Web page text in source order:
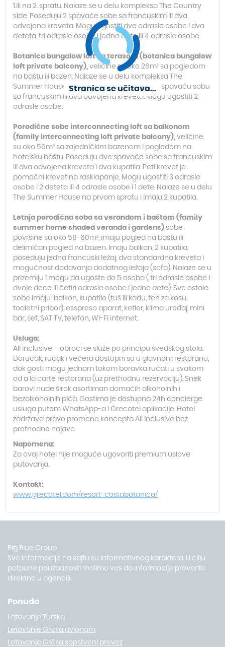
1.ili na 2. spratu. Nalaze se u delu kompleksa The Country
side. Poseduju 2 spavaće sobe sa francuskim ili dva
odvojena kreveta. Mogu ugostiti dve odrasle osobe i dva
deteta, tri odrasle osobe i jedno dete ili 4 odrasle osobe.
Botanica bungalow loft sa terasom (botanica bungalow
loft private balcony), veličine su oko 28m² sa pogledom
na baštu ili bazen. Nalaze se u delu kompleksa The
Summer House, na prvom spratu. Poseduju spavaću sobu
sa francuskim ili dva odvojena kreveta. Mogu ugostiti 2
odrasle osobe.
Porodične sobe interconnecting loft sa balkonom
(family interconnecting loft private balcony), veličine
su oko 56m² sa zajedničkim bazenom i pogledom na
hotelsku baštu. Poseduju dve spavaće sobe sa francuskim
ili dva odvojena kreveta i dva kupatila. Peti krevet je
pomoćni krevet na rasklapanje, Mogu ugostiti 3 odrasle
osobe i 2 deteta ili 4 odrasle osobe i 1 dete. Nalaze se u delu
The Summer House na prvom spratu i imaju 2 kupatila.
Letnja porodična soba sa verandom i baštom (family
summer home shaded veranda i gardens) sobe
površine su oko 58-60m², imaju pogled na baštu ili
delimičan pogled na bazen. Imaju balkon, 2 kupatila,
poseduju jedna francuski ležaj, dva standardna kreveta i
mogućnost dodavanja dodatnog ležaja (sofa). Nalaze se u
prizemlju i mogu da ugoste do 5 osoba ( tri odrasle osobe i
dvoje dece ili četiri odrasle osobe i jedno dete). Sve ostale
sobe imaju: balkon, kupatilo (tuš ili kadu, fen za kosu,
toaletni pribor), esspreso aparat, ketler, klima uređaj, mini
bar, sef, SAT TV, telefon, Wi-Fi internet.
Usluga:
All inclusive – obroci se služe po principu švedskog stola.
Doručak, ručak i večera dostupni su u glavnom restoranu,
dok gosti mogu jednom tokom boravka ručati u svakom
od a la carte restorana (uz prethodnu rezervaciju). Snek
barovi nude širok asortiman domaćih alkoholnih i
bezalkoholnih pića. Gostima je dostupna 24h concierge
usluga putem WhatsApp-a i Grecotel aplikacije. Hotel
zadržava pravo promene koncepta All inclusive bez
prethodne najave.
Napomena:
Za ovaj hotel nije moguće ugovoriti premium uslove
putovanja.
Kontakt:
www.grecotel.com/resort-costabotanica/
Big Blue Group
Sve informacije na sajtu su informativnog karaktera. U cilju
potpune pouzdanosti molimo vas da informacije proverite
direktno u agenciji.
Ponuda
Letovanje Turska
Letovanje Grčka avionom
Letovanje Grčka sopstveni prevoz
Stranica se učitava...